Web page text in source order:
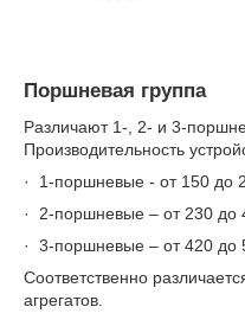
Поршневая группа
Различают 1-, 2- и 3-
Производительность
· 1-поршневые - от 150 до
· 2-поршневые – от 230 до
· 3-поршневые – от 420 до
Соответственно
агрегатов.